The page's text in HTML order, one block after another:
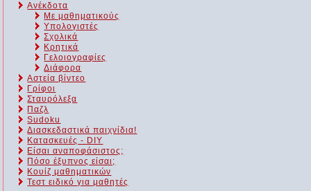
Ανέκδοτα
Με μαθηματικούς
Υπολογιστές
Σχολικά
Κρητικά
Γελοιογραφίες
Διάφορα
Αστεία βίντεο
Γρίφοι
Σταυρόλεξα
Παζλ
Sudoku
Διασκεδαστικά παιχνίδια!
Κατασκευές - DIY
Είσαι αναποφάσιστος;
Πόσο έξυπνος είσαι;
Kουίζ μαθηματικών
Τεστ ειδικό για μαθητές